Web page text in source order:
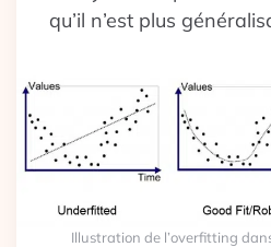
qu’il n’est plus
Illustration de l’overfitting